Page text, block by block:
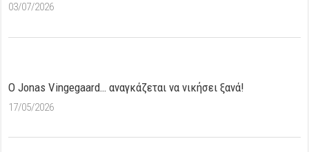
03/07/2026
O Jonas Vingegaard… αναγκάζεται να νικήσει ξανά!
17/05/2026